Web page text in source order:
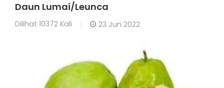
Daun Lumai/Leunca
Dilihat 10372 Kali 23 Jun 2022